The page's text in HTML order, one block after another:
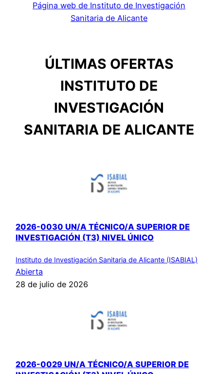
Página web de Instituto de Investigación
Sanitaria de Alicante
ÚLTIMAS OFERTAS
INSTITUTO DE
INVESTIGACIÓN
SANITARIA DE ALICANTE
2026-0030 UN/A TÉCNICO/A SUPERIOR DE
INVESTIGACIÓN (T3) NIVEL ÚNICO
Instituto de Investigación Sanitaria de Alicante (ISABIAL)
Abierta
28 de julio de 2026
2026-0029 UN/A TÉCNICO/A SUPERIOR DE